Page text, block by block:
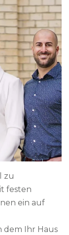
zu
festen
ein auf
dem Ihr Haus